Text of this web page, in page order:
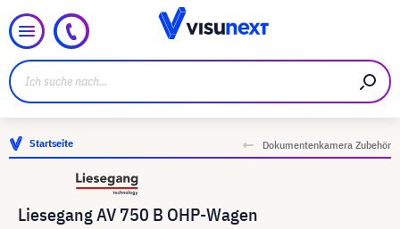
Startseite Dokumentenkamera Zubehör
Liesegang AV 750 B OHP-Wagen